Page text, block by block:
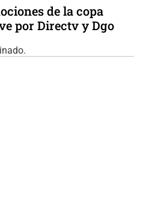
de la copa
por Directv y Dgo